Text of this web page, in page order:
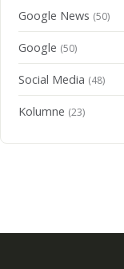
Google News (50)
Google (50)
Social Media (48)
Kolumne (23)